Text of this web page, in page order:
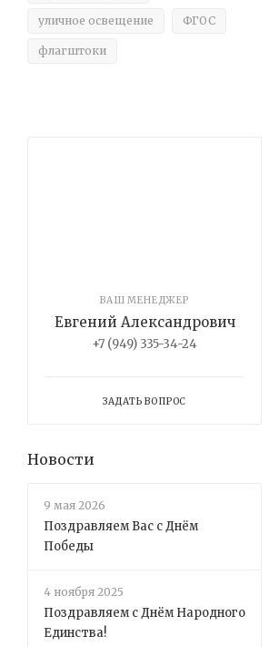
уличное освещение ФГОС
флагштоки
ВАШ МЕНЕДЖЕР
Евгений Александрович
+7 (949) 335-34-24
ЗАДАТЬ ВОПРОС
Новости
9 мая 2026
Поздравляем Вас с Днём
Победы
4 ноября 2025
Поздравляем с Днём Народного
Единства!